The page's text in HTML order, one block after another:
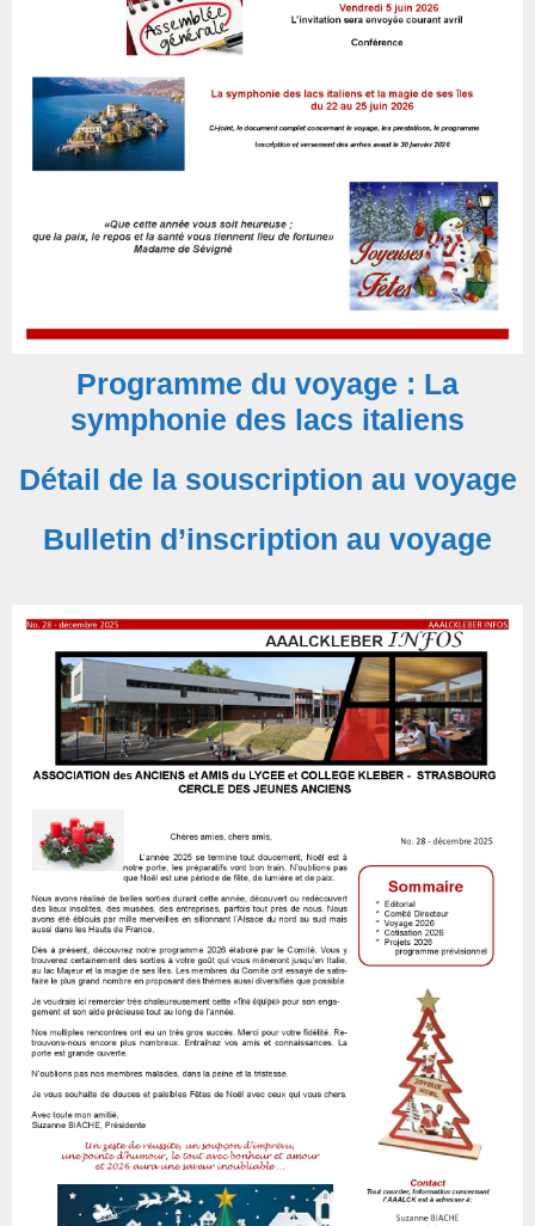
Programme du voyage : La
symphonie des lacs italiens
Détail de la souscription au voyage
Bulletin d’inscription au voyage